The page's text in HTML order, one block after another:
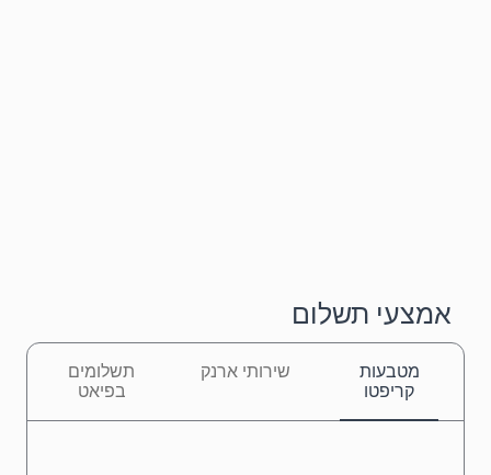
אמצעי תשלום
מטבעות
קריפטו
שירותי ארנק
תשלומים
בפיאט